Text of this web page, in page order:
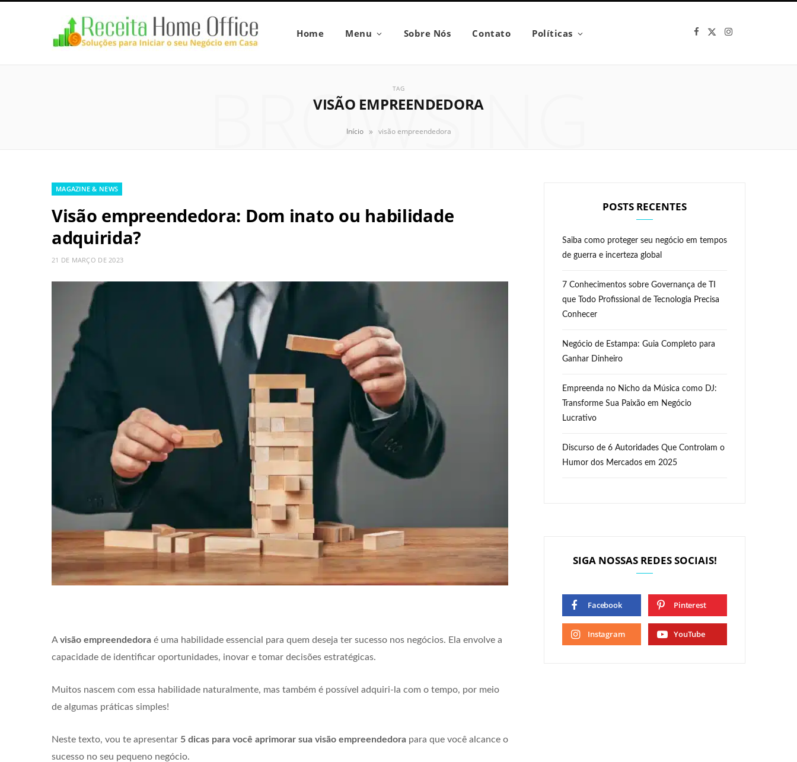
Home Menu Sobre Nós Contato Políticas
b
i
I
a
TAG
VISÃO EMPREENDEDORA
BROWSING
Início » visão empreendedora
MAGAZINE & NEWS
Visão empreendedora: Dom inato ou habilidade
adquirida?
21 DE MARÇO DE 2023
Avisão empreendedora é uma habilidade essencial para quem deseja ter sucesso nos negócios. Ela envolve a
capacidade de identificar oportunidades, inovar e tomar decisões estratégicas.
Muitos nascem com essa habilidade naturalmente, mas também é possível adquiri-la com o tempo, por meio
de algumas práticas simples!
Neste texto, vou te apresentar 5 dicas para você aprimorar sua visão empreendedora para que você alcance o
sucesso no seu pequeno negócio.
POSTS RECENTES
Saiba como proteger seu negócio em tempos
de guerra e incerteza global
7 Conhecimentos sobre Governança de TI
que Todo Profissional de Tecnologia Precisa
Conhecer
Negócio de Estampa: Guia Completo para
Ganhar Dinheiro
Empreenda no Nicho da Música como DJ:
Transforme Sua Paixão em Negócio
Lucrativo
Discurso de 6 Autoridades Que Controlam o
Humor dos Mercados em 2025
SIGA NOSSAS REDES SOCIAIS!
Facebook Pinterest
Instagram YouTube